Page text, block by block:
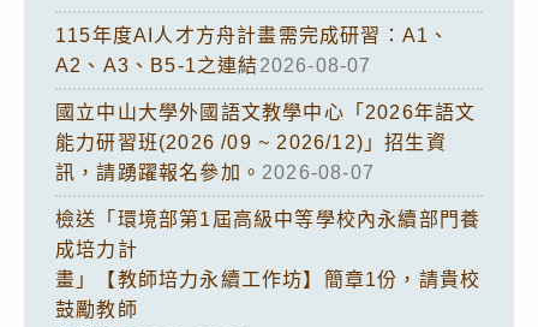
115年度AI人才方舟計畫需完成研習：A1、
A2、A3、B5-1之連結2026-08-07
國立中山大學外國語文教學中心「2026年語文
能力研習班(2026 /09 ~ 2026/12)」招生資
訊，請踴躍報名參加。 2026-08-07
檢送「環境部第1屆高級中等學校內永續部門養
成培力計
畫」【教師培力永續工作坊】簡章1份，請貴校
鼓勵教師